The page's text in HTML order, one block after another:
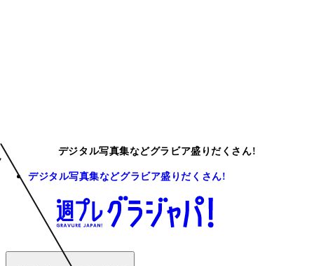
デジタル写真集などグラビア盛りだくさん!
デジタル写真集などグラビア盛りだくさん!